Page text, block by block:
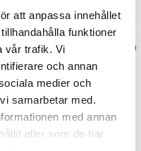
att anpassa innehållet
funktioner
vår trafik. Vi
och annan
medier och
samarbetar med.
med annan
eller som de har
Verified by Trustvoice